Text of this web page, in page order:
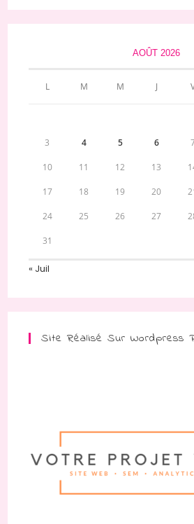
AOÛT 2026
L M M J
3 4 5 6
10 11 12 13
17 18 19 20
24 25 26 27
31
« Juil
Site Réalisé Sur Wordpress